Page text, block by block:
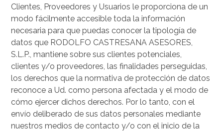
Clientes, Proveedores y Usuarios le proporciona de un
modo fácilmente accesible toda la información
necesaria para que puedas conocer la tipología de
datos que RODOLFO CASTRESANA ASESORES,
S.L.P., mantiene sobre sus clientes potenciales,
clientes y/o proveedores, las finalidades perseguidas,
los derechos que la normativa de protección de datos
reconoce a Ud. como persona afectada y el modo de
cómo ejercer dichos derechos. Por lo tanto, con el
envío deliberado de sus datos personales mediante
nuestros medios de contacto y/o con el inicio de la